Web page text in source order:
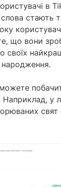
в
слова стають
що вони
своїх
Наприклад, у
свят